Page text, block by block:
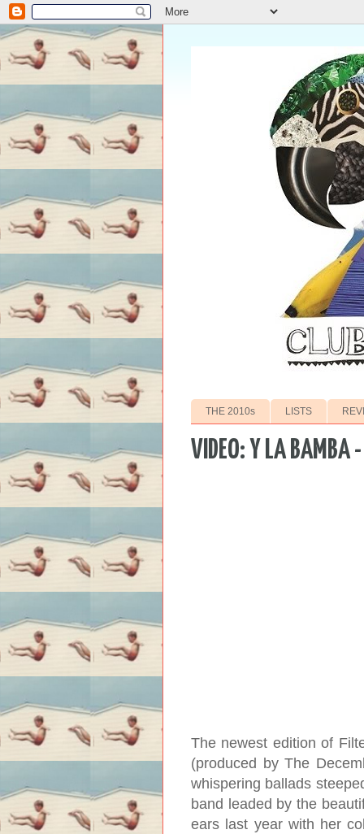
THE 2010s LISTS
VIDEO: Y LA BAMBA
The newest edition of
(produced by The
whispering ballads
band leaded by the
ears last year with her